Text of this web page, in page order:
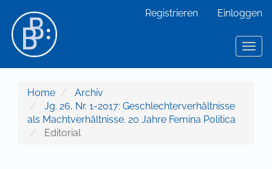
Hauptinhalt
Sidebar
Registrieren Einloggen
Home
Archiv
Jg. 26, Nr. 1-2017: Geschlechterverhältnisse
als Machtverhältnisse. 20 Jahre Femina Politica
Editorial